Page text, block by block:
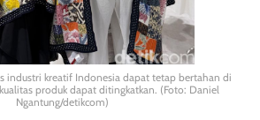
industri kreatif Indonesia dapat tetap bertahan di
produk dapat ditingkatkan. (Foto: Daniel
Ngantung/detikcom)